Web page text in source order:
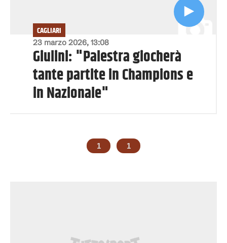
23 marzo 2026, 13:08
CAGLIARI
Giulini: "Palestra giocherà
tante partite in Champions e
in Nazionale"
1 1